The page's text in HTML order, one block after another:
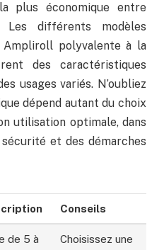
plus économique entre
Les différents modèles
Ampliroll polyvalente à la
des caractéristiques
usages variés. N’oubliez
dépend autant du choix
utilisation optimale, dans
et des démarches
Conseils
de 5 à
Choisissez une